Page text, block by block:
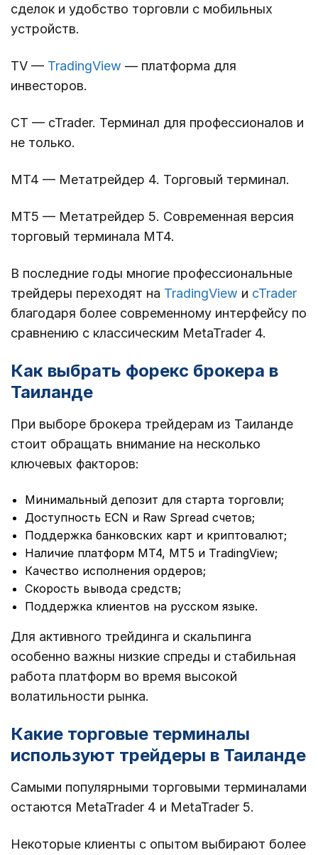
сделок и удобство торговли с мобильных
устройств.
TV — TradingView — платформа для
инвесторов.
CT — cTrader. Терминал для профессионалов и
не только.
MT4 — Метатрейдер 4. Торговый терминал.
MT5 — Метатрейдер 5. Современная версия
торговый терминала МТ4.
В последние годы многие профессиональные
трейдеры переходят на TradingView и cTrader
благодаря более современному интерфейсу по
сравнению с классическим MetaTrader 4.
Как выбрать форекс брокера в
Таиланде
При выборе брокера трейдерам из Таиланде
стоит обращать внимание на несколько
ключевых факторов:
Минимальный депозит для старта торговли;
Доступность ECN и Raw Spread счетов;
Поддержка банковских карт и криптовалют;
Наличие платформ MT4, MT5 и TradingView;
Качество исполнения ордеров;
Скорость вывода средств;
Поддержка клиентов на русском языке.
Для активного трейдинга и скальпинга
особенно важны низкие спреды и стабильная
работа платформ во время высокой
волатильности рынка.
Какие торговые терминалы
используют трейдеры в Таиланде
Самыми популярными торговыми терминалами
остаются MetaTrader 4 и MetaTrader 5.
Некоторые клиенты с опытом выбирают более